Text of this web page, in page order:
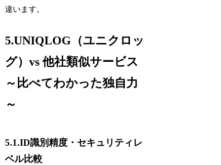
違います。
5.UNIQLOG（ユニクロッ
グ）vs 他社類似サービス
～比べてわかった独自力
～
5.1.ID識別精度・セキュリティレ
ベル比較